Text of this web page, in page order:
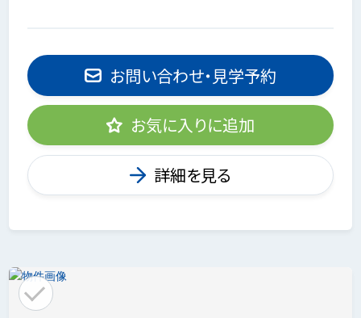
お問い合わせ・見学予約
お気に入りに追加
詳細を見る